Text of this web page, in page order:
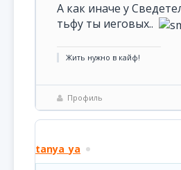
А как иначе у
тьфу ты иеговых..
Жить нужно в кайф!
Профиль
tanya_ya